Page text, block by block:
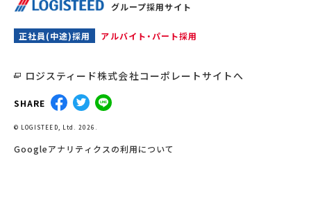
グループ採用サイト
正社員(中途)採用 アルバイト・パート採用
ロジスティード株式会社コーポレートサイトへ
SHARE
© LOGISTEED, Ltd. 2026.
Googleアナリティクスの利用について